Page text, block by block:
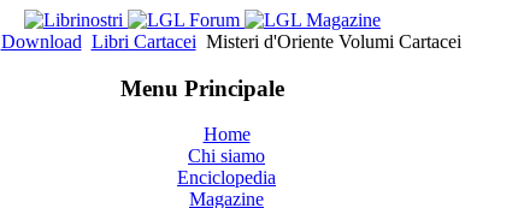
Download Libri Cartacei Misteri d'Oriente Volumi Cartacei
Menu Principale
Home
Chi siamo
Enciclopedia
Magazine